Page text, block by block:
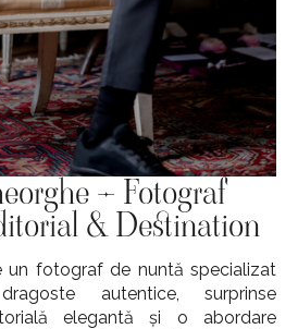
– Fotograf
& Destination
un fotograf de nuntă specializat
autentice, surprinse
elegantă și o abordare